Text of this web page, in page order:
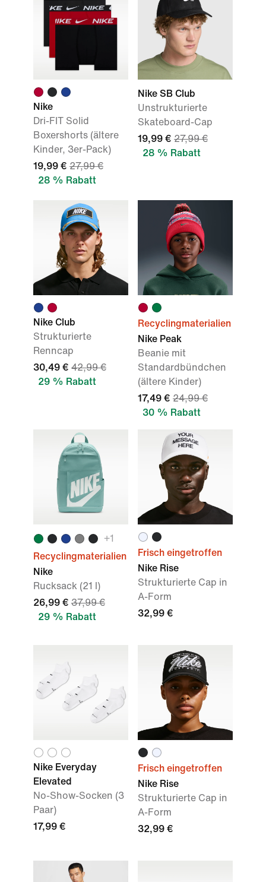
Nike
Dri-FIT Solid
Boxershorts (ältere
Kinder, 3er-Pack)
19,99 € 27,99 €
28 % Rabatt
Nike SB Club
Unstrukturierte
Skateboard-Cap
19,99 € 27,99 €
28 % Rabatt
Nike Club
Strukturierte
Renncap
30,49 € 42,99 €
29 % Rabatt
Recyclingmaterialien
Nike Peak
Beanie mit
Standardbündchen
(ältere Kinder)
17,49 € 24,99 €
30 % Rabatt
+1
Recyclingmaterialien
Nike
Rucksack (21 l)
26,99 € 37,99 €
29 % Rabatt
Frisch eingetroffen
Nike Rise
Strukturierte Cap in
A-Form
32,99 €
Nike Everyday
Elevated
No-Show-Socken (3
Paar)
17,99 €
Frisch eingetroffen
Nike Rise
Strukturierte Cap in
A-Form
32,99 €